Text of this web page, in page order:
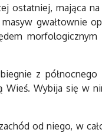
ostatniej, mająca
gwałtownie
z
Wybija się w
od niego, w